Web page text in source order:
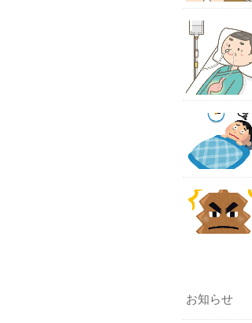
お知らせ